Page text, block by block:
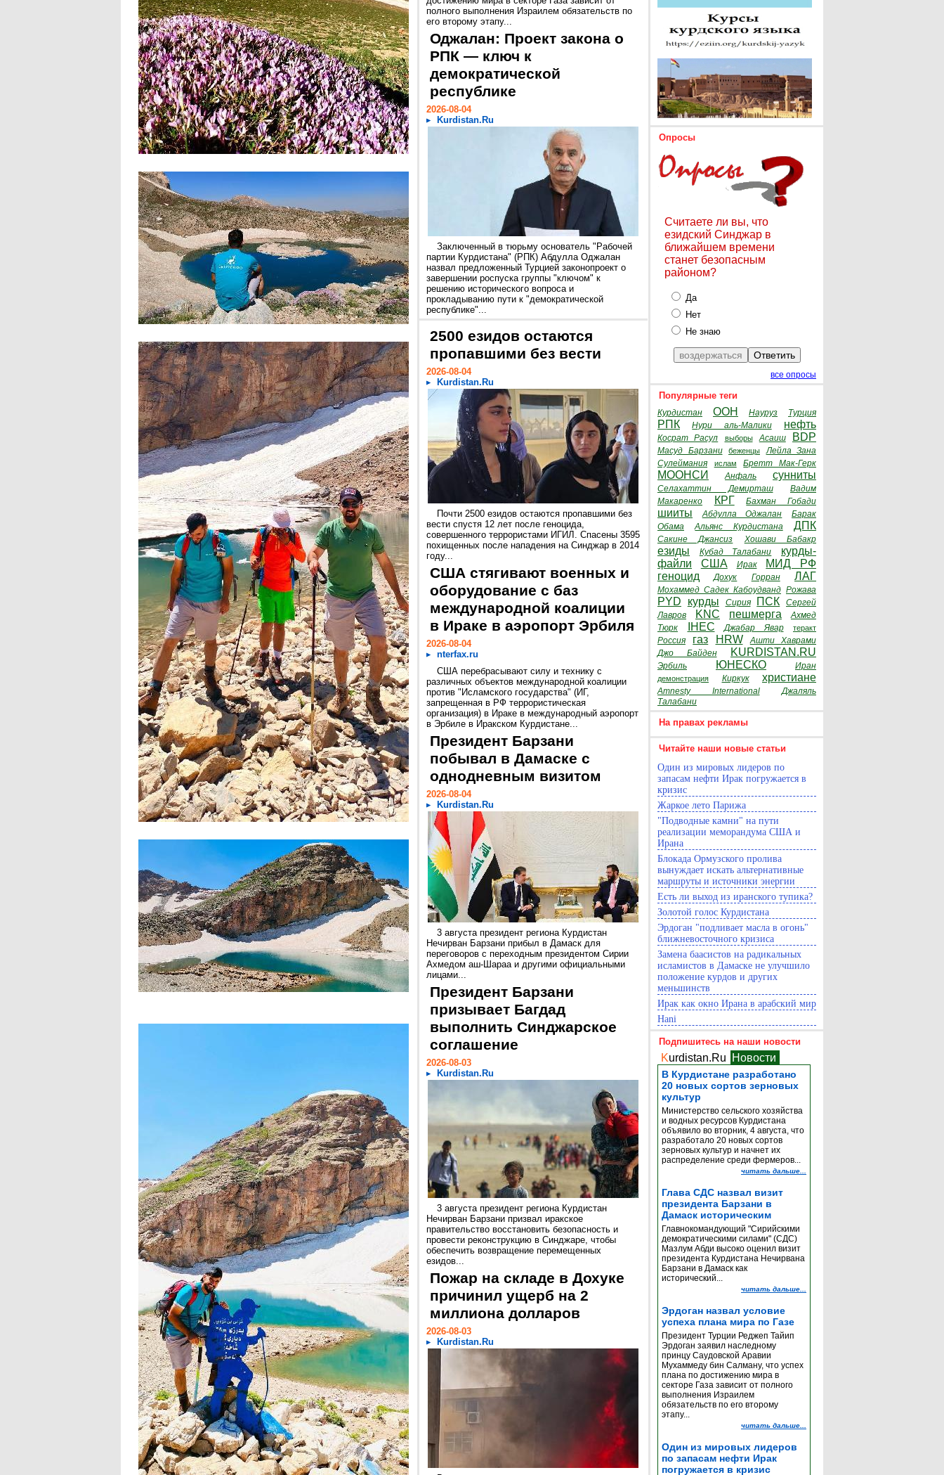
полного выполнения Израилем обязательств по
его второму этапу...
Оджалан: Проект закона о
РПК — ключ к
демократической
республике
2026-08-04
Kurdistan.Ru
Заключенный в тюрьму основатель "Рабочей
партии Курдистана" (РПК) Абдулла Оджалан
назвал предложенный Турцией законопроект о
завершении роспуска группы "ключом" к
решению исторического вопроса и
прокладыванию пути к "демократической
республике"...
2500 езидов остаются
пропавшими без вести
2026-08-04
Kurdistan.Ru
Почти 2500 езидов остаются пропавшими без
вести спустя 12 лет после геноцида,
совершенного террористами ИГИЛ. Спасены 3595
похищенных после нападения на Синджар в 2014
году...
США стягивают военных и
оборудование с баз
международной коалиции
в Ираке в аэропорт Эрбиля
2026-08-04
nterfax.ru
США перебрасывают силу и технику с
различных объектов международной коалиции
против "Исламского государства" (ИГ,
запрещенная в РФ террористическая
организация) в Ираке в международный аэропорт
в Эрбиле в Иракском Курдистане...
Президент Барзани
побывал в Дамаске с
однодневным визитом
2026-08-04
Kurdistan.Ru
3 августа президент региона Курдистан
Нечирван Барзани прибыл в Дамаск для
переговоров с переходным президентом Сирии
Ахмедом аш-Шараа и другими официальными
лицами...
Президент Барзани
призывает Багдад
выполнить Синджарское
соглашение
2026-08-03
Kurdistan.Ru
3 августа президент региона Курдистан
Нечирван Барзани призвал иракское
правительство восстановить безопасность и
провести реконструкцию в Синджаре, чтобы
обеспечить возвращение перемещенных
езидов...
Пожар на складе в Дохуке
причинил ущерб на 2
миллиона долларов
2026-08-03
Kurdistan.Ru
Опросы
Считаете ли вы, что
езидский Синджар в
ближайшем времени
станет безопасным
районом?
Да
Нет
Не знаю
все опросы
Популярные теги
Курдистан ООН Науруз Турция
РПК Нури аль-Малики нефть
Косрат Расул выборы Асаиш BDP
Масуд Барзани беженцы
Лейла Зана
Сулеймания
ислам Бретт Мак-Герк
МООНСИ Анфаль сунниты
Селахаттин Демирташ
Вадим
Макаренко
КРГ Бахман Гобади
шииты Абдулла Оджалан
Барак
Обама
Альянс Курдистана ДПК
Сакине Джансиз Хошави Бабакр
езиды Кубад Талабани
курды-
файли
США Ирак
МИД РФ
геноцид
Дохук Горран ЛАГ
Мохаммед Садек Кабоудванд Рожава
PYD курды Сирия ПСК
Сергей
Лавров
KNC пешмерга
Ахмед
Тюрк
IHEC Джабар Явар теракт
Россия газ HRW
Ашти Хаврами
Джо Байден
KURDISTAN.RU
Эрбиль ЮНЕСКО Иран
демонстрация Киркук христиане
Amnesty International
Джаляль
Талабани
На правах рекламы
Читайте наши новые статьи
Один из мировых лидеров по
запасам нефти Ирак погружается в
кризис
Жаркое лето Парижа
"Подводные камни" на пути
реализации меморандума США и
Ирана
Блокада Ормузского пролива
вынуждает искать альтернативные
маршруты и источники энергии
Есть ли выход из иранского тупика?
Золотой голос Курдистана
Эрдоган "подливает масла в огонь"
ближневосточного кризиса
Замена баасистов на радикальных
исламистов в Дамаске не улучшило
положение курдов и других
меньшинств
Ирак как окно Ирана в арабский мир
Hani
Подпишитесь на наши новости
Kurdistan.Ru Новости
В Курдистане разработано
20 новых сортов зерновых
культур
Министерство сельского хозяйства
и водных ресурсов Курдистана
объявило во вторник, 4 августа, что
разработало 20 новых сортов
зерновых культур и начнет их
распределение среди фермеров...
читать дальше...
Глава СДС назвал визит
президента Барзани в
Дамаск историческим
Главнокомандующий "Сирийскими
демократическими силами" (СДС)
Мазлум Абди высоко оценил визит
президента Курдистана Нечирвана
Барзани в Дамаск как
исторический...
читать дальше...
Эрдоган назвал условие
успеха плана мира по Газе
Президент Турции Реджеп Тайип
Эрдоган заявил наследному
принцу Саудовской Аравии
Мухаммеду бин Салману, что успех
плана по достижению мира в
секторе Газа зависит от полного
выполнения Израилем
обязательств по его второму
этапу...
читать дальше...
Один из мировых лидеров
по запасам нефти Ирак
погружается в кризис